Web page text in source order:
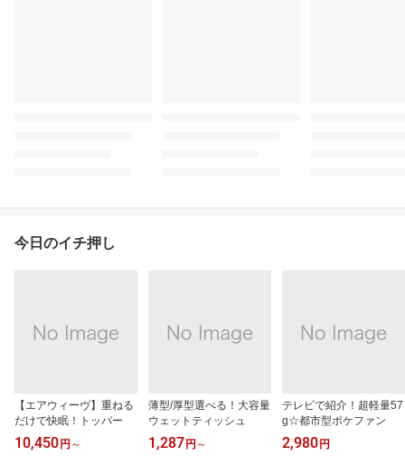
今日のイチ押し
【エアウィーヴ】重ねる
だけで快眠！トッパー
10,450 円 ～
薄型/厚型選べる！大容量
ウェットティッシュ
1,287 円 ～
テレビで紹介！超軽量57
g☆都市型ポケファン
2,980 円